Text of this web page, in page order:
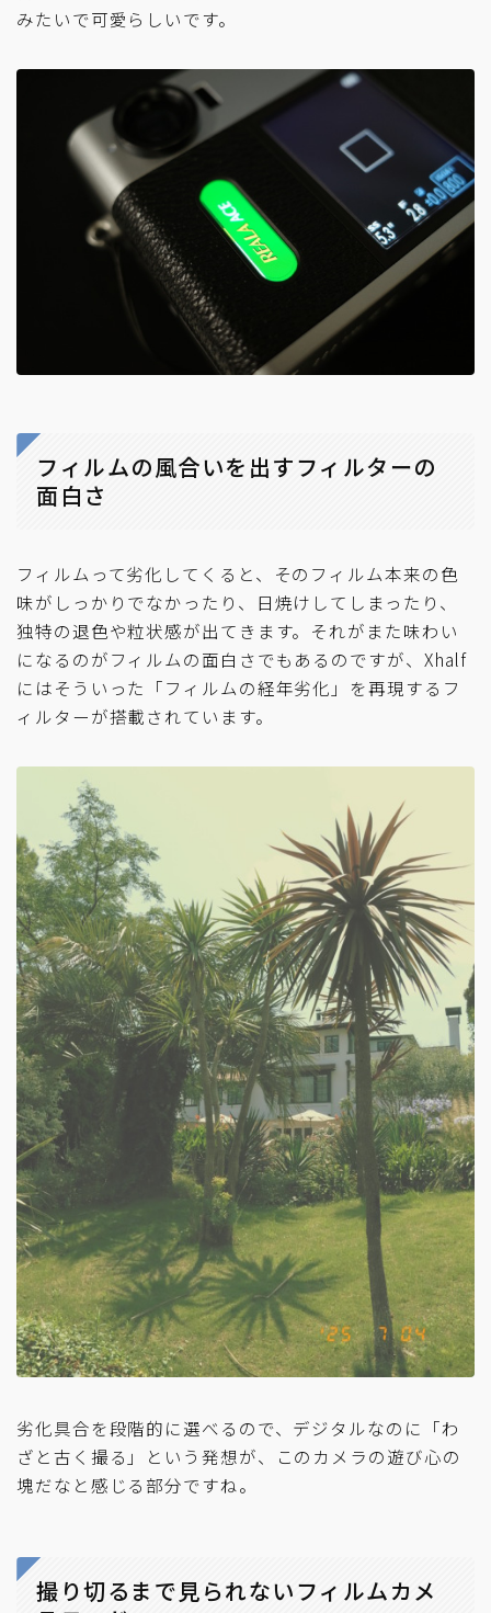
みたいで可愛らしいです。
フィルムの風合いを出すフィルターの
面白さ
フィルムって劣化してくると、そのフィルム本来の色
味がしっかりでなかったり、日焼けしてしまったり、
独特の退色や粒状感が出てきます。それがまた味わい
になるのがフィルムの面白さでもあるのですが、Xhalf
にはそういった「フィルムの経年劣化」を再現するフ
ィルターが搭載されています。
劣化具合を段階的に選べるので、デジタルなのに「わ
ざと古く撮る」という発想が、このカメラの遊び心の
塊だなと感じる部分ですね。
撮り切るまで見られないフィルムカメ